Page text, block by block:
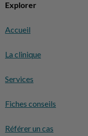
Explorer
Accueil
La clinique
Services
Fiches conseils
Référer un cas